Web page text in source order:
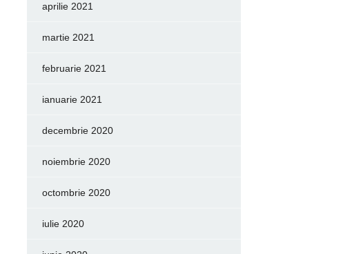
aprilie 2021
martie 2021
februarie 2021
ianuarie 2021
decembrie 2020
noiembrie 2020
octombrie 2020
iulie 2020